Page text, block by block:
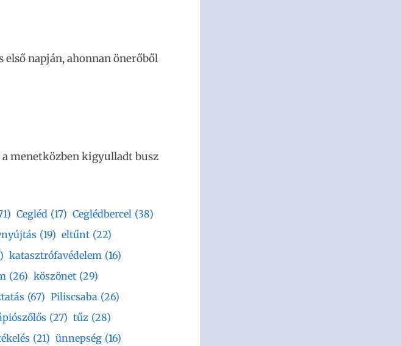
napján, ahonnan önerőből
menetközben kigyulladt busz
Cegléd (17) Ceglédbercel (38)
(19) eltűnt (22)
katasztrófavédelem (16)
(26) köszönet (29)
(67) Piliscsaba (26)
(27) tűz (28)
(21) ünnepség (16)